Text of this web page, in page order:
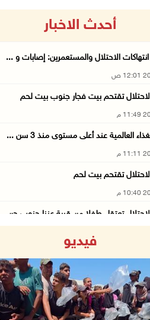
أحدث الاخبار
الاحتلال والمستعمرين: إصابات و ...
تقتحم بيت فجار جنوب بيت لحم
العالمية عند أعلى مستوى منذ 3 سن ...
تقتحم بيت لحم
تعتقل طفلا من قرية عنزا جنوب جن ...
يعيق تنقل المواطنين ويقتحم بلدات شرق ...
فيديو